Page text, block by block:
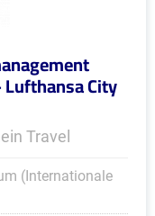
City
Travel
(Internationale